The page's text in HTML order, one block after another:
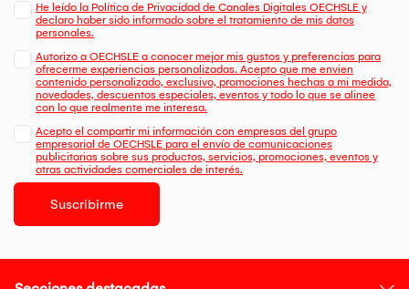
He leído la Política de Privacidad de Canales Digitales OECHSLE y
declaro haber sido informado sobre el tratamiento de mis datos
personales.
Autorizo a OECHSLE a conocer mejor mis gustos y preferencias para
ofrecerme experiencias personalizadas. Acepto que me envien
contenido personalizado, exclusivo, promociones hechas a mi medida,
novedades, descuentos especiales, eventos y todo lo que se alinee
con lo que realmente me interesa.
Acepto el compartir mi información con empresas del grupo
empresarial de OECHSLE para el envío de comunicaciones
publicitarias sobre sus productos, servicios, promociones, eventos y
otras actividades comerciales de interés.
Suscribirme